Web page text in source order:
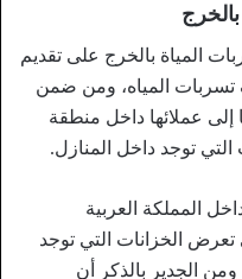
المياة بالخرج على تقديم
المياه، ومن ضمن
إلى عملائها داخل منطقة
توجد داخل المنازل.
المملكة العربية
تعرض الخزانات التي توجد
الجدير بالذكر أن